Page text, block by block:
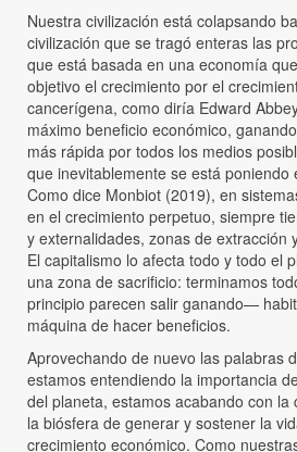
Nuestra civilización está colapsando
civilización que se tragó enteras las
que está basada en una economía
objetivo el crecimiento por el
cancerígena, como diría Edward
máximo beneficio económico,
más rápida por todos los medios
que inevitablemente se está poniendo
Como dice Monbiot (2019), en
en el crecimiento perpetuo, siempre
y externalidades, zonas de extracción
El capitalismo lo afecta todo y todo el
una zona de sacrificio: terminamos
principio parecen salir ganando—
máquina de hacer beneficios.
Aprovechando de nuevo las palabras
estamos entendiendo la importancia
del planeta, estamos acabando con la
la biósfera de generar y sostener la
crecimiento económico. Como